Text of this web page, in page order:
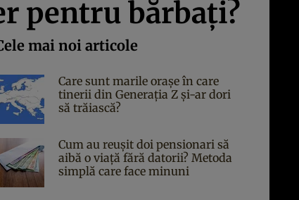
pentru bărbați?
mai noi articole
Care sunt marile orașe în care
tinerii din Generația Z și-ar dori
să trăiască?
Cum au reușit doi pensionari să
aibă o viață fără datorii? Metoda
simplă care face minuni